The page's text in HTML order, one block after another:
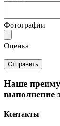
Фотографии
Оценка
Наше
выполнение
Контакты